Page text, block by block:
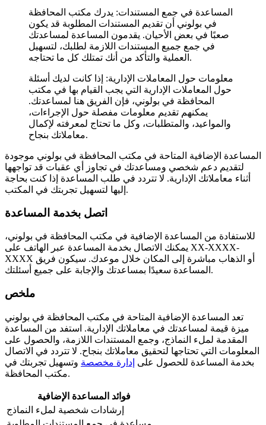
المساعدة في جمع المستندات: يدرك مكتب المحافظة
في بولوني أن تقديم المستندات المطلوبة قد يكون
صعبًا في بعض الأحيان. يقدمون المساعدة لمساعدتك
في جمع جميع المستندات اللازمة لطلبك، لتسهيل
العملية والتأكد من أنك تمتلك كل ما تحتاجه.
معلومات حول المعاملات الإدارية: إذا كانت لديك أسئلة
حول المعاملات الإدارية التي يجب القيام بها في مكتب
المحافظة في بولوني، فإن الفريق هنا لمساعدتك.
يمكنهم تقديم معلومات مفصلة حول الإجراءات،
والمواعيد، والمتطلبات، وكل ما تحتاج لمعرفته لإكمال
معاملاتك بنجاح.
المساعدة الإضافية المتاحة في مكتب المحافظة في بولوني موجودة
لتقديم دعم شخصي ومساعدتك في تجاوز أي عقبات قد تواجهها
أثناء معاملاتك الإدارية. لا تتردد في طلب المساعدة إذا كنت بحاجة
إليها لتسهيل تجربتك في المكتب.
اتصل بخدمة المساعدة
للاستفادة من المساعدة الإضافية في مكتب المحافظة في بولوني،
يمكنك الاتصال بخدمة المساعدة عبر الهاتف على XX-XXXX-
XXXX أو الذهاب مباشرة إلى المكان خلال موعدك. سيكون فريق
المساعدة سعيدًا بمساعدتك والإجابة على جميع أسئلتك.
ملخص
تعد المساعدة الإضافية المتاحة في مكتب المحافظة في بولوني
ميزة قيمة لمساعدتك في معاملاتك الإدارية. استفد من المساعدة
المقدمة لملء النماذج، وجمع المستندات اللازمة، والحصول على
المعلومات التي تحتاجها لتحقيق معاملاتك بنجاح. لا تتردد في الاتصال
بخدمة المساعدة للحصول على إدارة مخصصة وتسهيل تجربتك في
مكتب المحافظة.
فوائد المساعدة الإضافية
إرشادات شخصية لملء النماذج